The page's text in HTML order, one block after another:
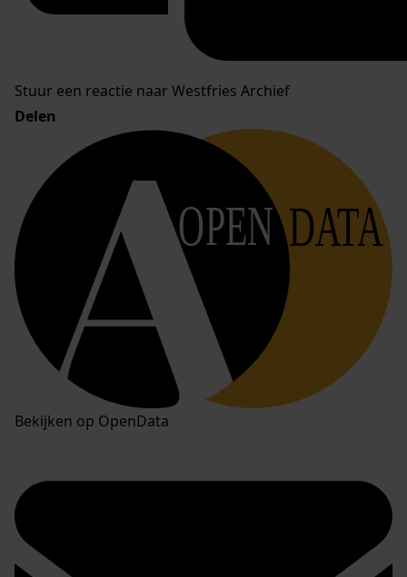
Stuur een reactie naar Westfries Archief
Delen
OPEN DATA
Bekijken op OpenData